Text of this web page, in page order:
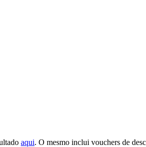
aqui. O mesmo inclui vouchers de